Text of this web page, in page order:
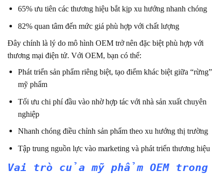
65% ưu tiên các thương hiệu bắt kịp xu hướng nhanh chóng
82% quan tâm đến mức giá phù hợp với chất lượng
Đây chính là lý do mô hình OEM trở nên đặc biệt phù hợp với
thương mại điện tử. Với OEM, bạn có thể:
Phát triển sản phẩm riêng biệt, tạo điểm khác biệt giữa “rừng”
mỹ phẩm
Tối ưu chi phí đầu vào nhờ hợp tác với nhà sản xuất chuyên
nghiệp
Nhanh chóng điều chỉnh sản phẩm theo xu hướng thị trường
Tập trung nguồn lực vào marketing và phát triển thương hiệu
Vai trò của mỹ phẩm OEM trong